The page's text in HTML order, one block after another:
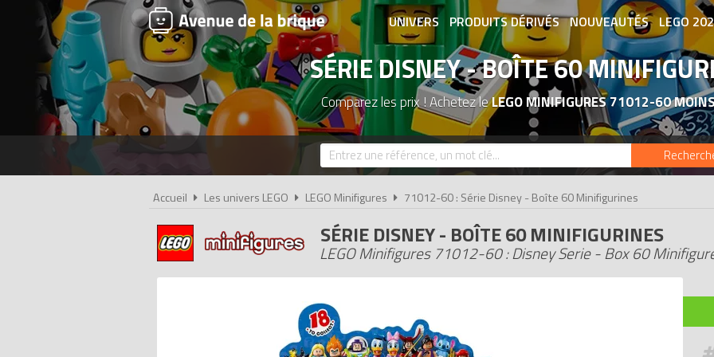
UNIVERS PRODUITS DÉRIVÉS NOUVEAUTÉS LEGO
ASSOCIATIONS DE FANS
SÉRIE DISNEY - BOÎTE 60
Comparez les prix ! Achetez leLEGO MINIFIGURES 71012-60
Accueil Les univers LEGO LEGO Minifigures 71012-60 : Série Disney - Boîte 60 Minifigurines
SÉRIE DISNEY - BOÎTE 60 MINIFIGURINES
LEGO Minifigures 71012-60 : Disney Serie - Box 60